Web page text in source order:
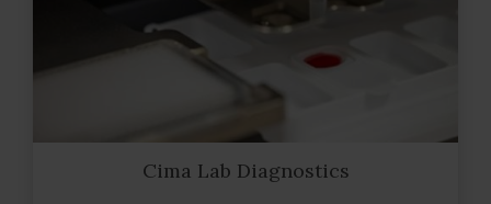
Cima Lab Diagnostics